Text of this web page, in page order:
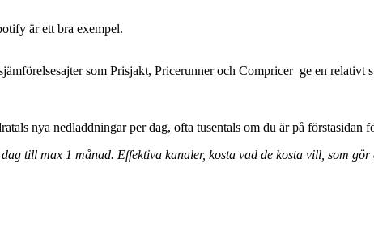
är ett bra exempel.
som Prisjakt, Pricerunner och Compricer ge en relativt
nya nedladdningar per dag, ofta tusentals om du är på förstasidan
till max 1 månad. Effektiva kanaler, kosta vad de kosta vill, som